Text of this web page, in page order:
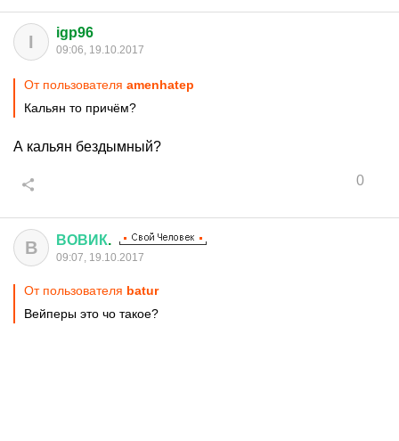
I igp96
09:06, 19.10.2017
От пользователя amenhatep
Кальян то причём?
А кальян бездымный?
0
В ВОВИК.
09:07, 19.10.2017
От пользователя batur
Вейперы это чо такое?